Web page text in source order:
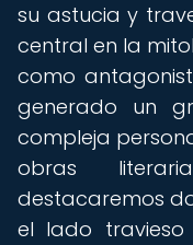
su astucia y
central en la
como
generado un
compleja
obras
destacaremos
el lado